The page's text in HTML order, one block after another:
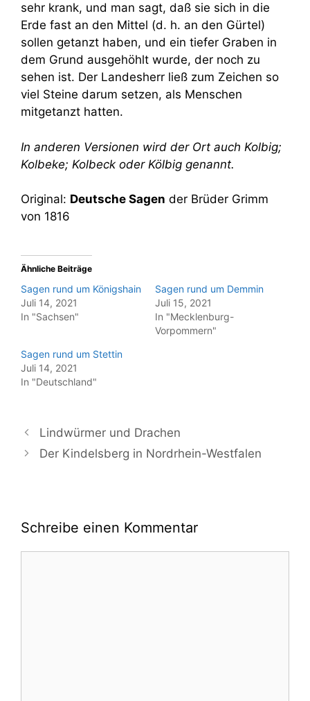
sehr krank, und man sagt, daß sie sich in die
Erde fast an den Mittel (d. h. an den Gürtel)
sollen getanzt haben, und ein tiefer Graben in
dem Grund ausgehöhlt wurde, der noch zu
sehen ist. Der Landesherr ließ zum Zeichen so
viel Steine darum setzen, als Menschen
mitgetanzt hatten.
In anderen Versionen wird der Ort auch Kolbig;
Kolbeke; Kolbeck oder Kölbig genannt.
Original: Deutsche Sagen der Brüder Grimm
von 1816
Ähnliche Beiträge
Sagen rund um Königshain
Juli 14, 2021
In "Sachsen"
Sagen rund um Demmin
Juli 15, 2021
In "Mecklenburg-
Vorpommern"
Sagen rund um Stettin
Juli 14, 2021
In "Deutschland"
Lindwürmer und Drachen
Der Kindelsberg in Nordrhein-Westfalen
Schreibe einen Kommentar